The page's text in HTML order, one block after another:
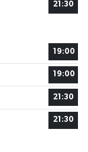
21:30
19:00
19:00
21:30
21:30